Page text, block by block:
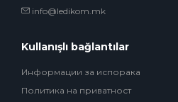
info@ledikom.mk
Kullanışlı bağlantılar
Информации за испорака
Политика на приватност